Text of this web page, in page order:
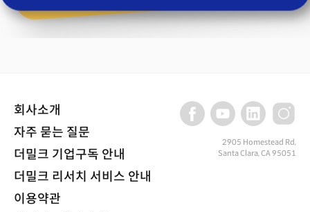
회사소개
자주 묻는 질문
더밀크 기업구독 안내
더밀크 리서치 서비스 안내
이용약관
2905 Homestead Rd,
Santa Clara, CA 95051